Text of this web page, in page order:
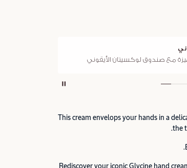
مع صندوق لوكسيتان الأيقوني
This cream envelops your hands in a
the
Rediscover your iconic Glycine hand